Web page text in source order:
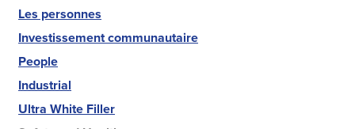
Les personnes
Investissement communautaire
People
Industrial
Ultra White Filler